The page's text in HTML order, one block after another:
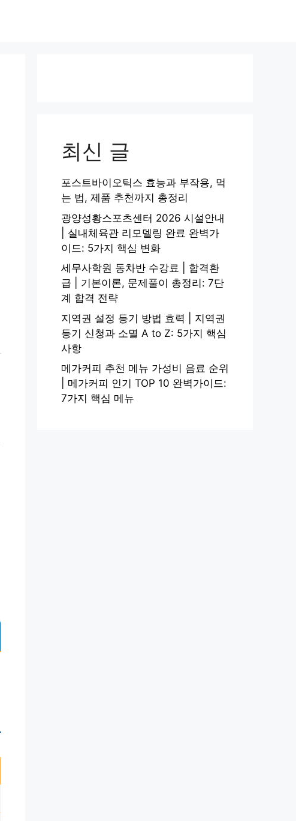
최신 글
포스트바이오틱스 효능과 부작용, 먹
는 법, 제품 추천까지 총정리
광양성황스포츠센터 2026 시설안내
| 실내체육관 리모델링 완료 완벽가
이드: 5가지 핵심 변화
세무사학원 동차반 수강료 | 합격환
급 | 기본이론, 문제풀이 총정리: 7단
계 합격 전략
지역권 설정 등기 방법 효력 | 지역권
등기 신청과 소멸 A to Z: 5가지 핵심
사항
메가커피 추천 메뉴 가성비 음료 순위
| 메가커피 인기 TOP 10 완벽가이드:
7가지 핵심 메뉴